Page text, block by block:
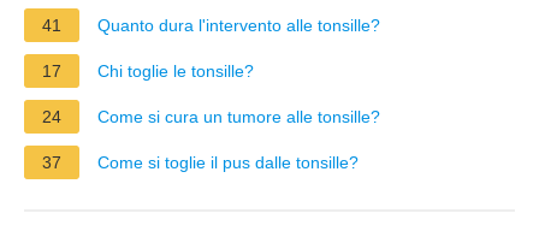
41 Quanto dura l'intervento alle tonsille?
17 Chi toglie le tonsille?
24 Come si cura un tumore alle tonsille?
37 Come si toglie il pus dalle tonsille?